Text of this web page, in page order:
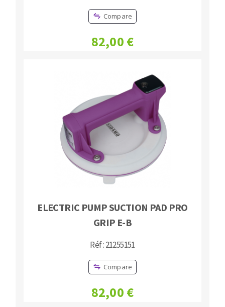
Compare
82,00 €
ELECTRIC PUMP SUCTION PAD PRO
GRIP E-B
Réf : 21255151
Compare
82,00 €